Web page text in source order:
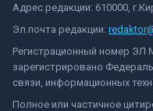
Адрес редакции: 610000,
Эл.почта редакции:
Регистрационный номер ЭЛ
зарегистрировано
связи, информационных
Полное или частичное